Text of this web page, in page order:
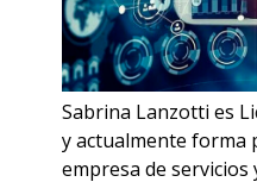
Sabrina Lanzotti es
y actualmente forma
empresa de servicios